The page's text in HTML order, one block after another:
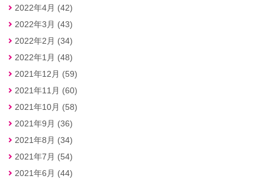
2022年4月 (42)
2022年3月 (43)
2022年2月 (34)
2022年1月 (48)
2021年12月 (59)
2021年11月 (60)
2021年10月 (58)
2021年9月 (36)
2021年8月 (34)
2021年7月 (54)
2021年6月 (44)